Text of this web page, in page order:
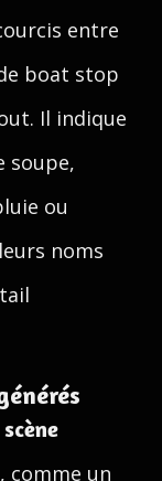
entre
boat stop
Il indique
soupe,
ou
noms
comme un